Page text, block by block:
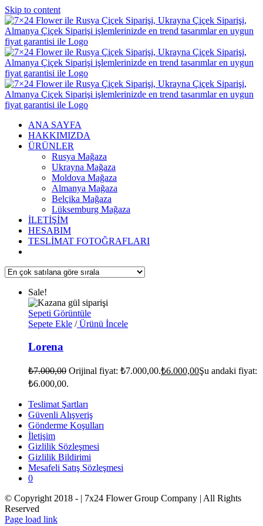
Skip to content
ANA SAYFA
HAKKIMIZDA
ÜRÜNLER
Rusya Mağaza
Ukrayna Mağaza
Moldova Mağaza
Almanya Mağaza
Belçika Mağaza
Lüksemburg Mağaza
İLETİŞİM
HESABIM
TESLİMAT FOTOĞRAFLARI
Sale!
Sepeti Görüntüle
Sepete Ekle /Ürünü İncele
Lorena
₺7.000,00 Orijinal fiyat: ₺7.000,00.₺6.000,00Şu andaki fiyat:
₺6.000,00.
Teslimat Şartları
Güvenli Alışveriş
Gönderme Koşulları
İletişim
Gizlilik Sözleşmesi
Gizlilik Bildirimi
Mesafeli Satış Sözleşmesi
0
© Copyright 2018 - | 7x24 Flower Group Company | All Rights
Reserved
Page load link